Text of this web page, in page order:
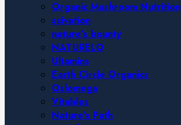
Organic Mushroom Nutrition
scivation
nature’s bounty
NATURELO
Ultamins
Earth Circle Organics
Oslomega
Vitables
Nature’s Path